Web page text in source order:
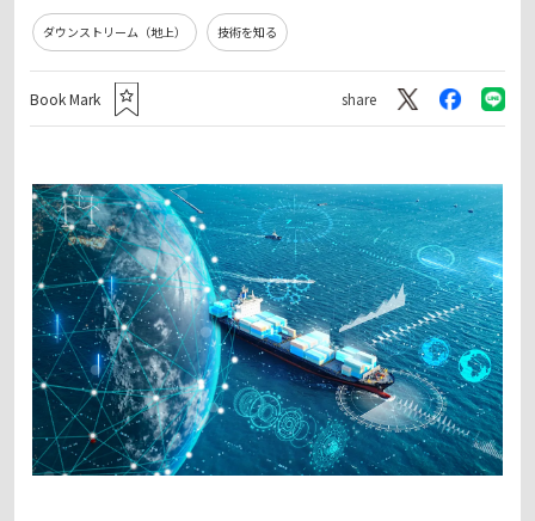
ダウンストリーム（地上） 技術を知る
Book Mark share